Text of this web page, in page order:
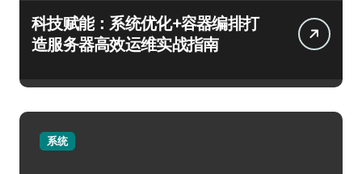
科技赋能：系统优化+容器编排打
造服务器高效运维实战指南
系统